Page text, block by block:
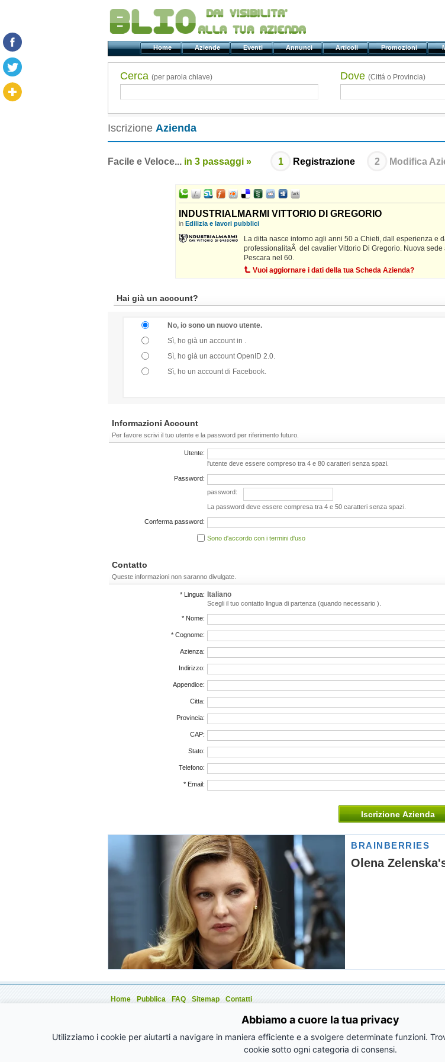
Home Aziende Eventi Annunci Articoli Promozioni
Cerca (per parola chiave) Dove(Cittá o Provincia)
Iscrizione Azienda
Facile e Veloce... in 3 passaggi » 1 Registrazione 2 Modifica
INDUSTRIALMARMI VITTORIO DI GREGORIO
in Edilizia e lavori pubblici
La ditta nasce intorno agli anni 50 a Chieti, dall esperienza e
professionalitaÂ del cavalier Vittorio Di Gregorio. Nuova sede
Pescara nel 60.
Vuoi aggiornare i dati della tua Scheda Azienda?
Hai già un account?
No, io sono un nuovo utente.
Sì, ho già un account in .
Sì, ho già un account OpenID 2.0.
Sì, ho un account di Facebook.
Informazioni Account
Per favore scrivi il tuo utente e la password per riferimento futuro.
Utente:
l'utente deve essere compreso tra 4 e 80 caratteri senza spazi.
Password:
password:
La password deve essere compresa tra 4 e 50 caratteri senza spazi.
Conferma password:
Sono d'accordo con i termini d'uso
Contatto
Queste informazioni non saranno divulgate.
* Lingua: Italiano
Scegli il tuo contatto lingua di partenza (quando necessario ).
* Nome:
* Cognome:
Azienza:
Indirizzo:
Appendice:
Citta:
Provincia:
CAP:
Stato:
Telefono:
* Email:
Iscrizione Azienda
Home Pubblica FAQ Sitemap Contatti
Abbiamo a cuore la tua privacy
Utilizziamo i cookie per aiutarti a navigare in maniera efficiente e a svolgere determinate funzioni.
cookie sotto ogni categoria di consensi.